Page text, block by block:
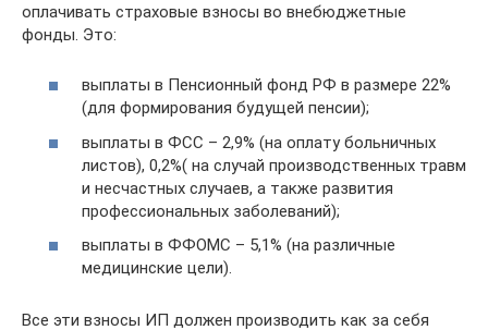
оплачивать страховые взносы во внебюджетные
фонды. Это:
выплаты в Пенсионный фонд РФ в размере 22%
(для формирования будущей пенсии);
выплаты в ФСС – 2,9% (на оплату больничных
листов), 0,2%( на случай производственных травм
и несчастных случаев, а также развития
профессиональных заболеваний);
выплаты в ФФОМС – 5,1% (на различные
медицинские цели).
Все эти взносы ИП должен производить как за себя